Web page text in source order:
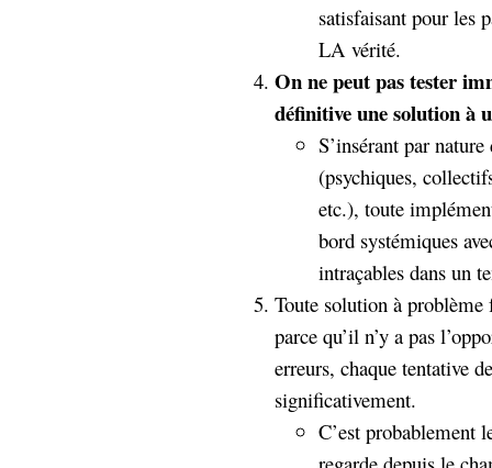
satisfaisant pour les
LA vérité.
On ne peut pas tester
définitive une solution à
S’insérant par
(psychiques,
etc.), toute
bord systémiques
intraçables dans un
Toute solution à
parce qu’il n’y a pas
erreurs, chaque tentative
significativement.
C’est probablement